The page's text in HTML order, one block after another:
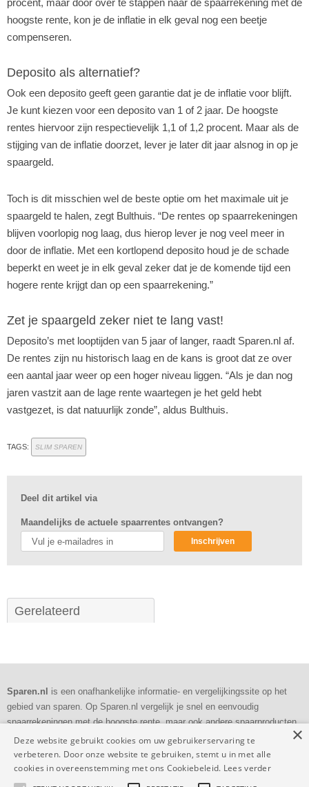
procent, maar door over te stappen naar de spaarrekening met de
hoogste rente, kon je de inflatie in elk geval nog een beetje
compenseren.
Deposito als alternatief?
Ook een deposito geeft geen garantie dat je de inflatie voor blijft.
Je kunt kiezen voor een deposito van 1 of 2 jaar. De hoogste
rentes hiervoor zijn respectievelijk 1,1 of 1,2 procent. Maar als de
stijging van de inflatie doorzet, lever je later dit jaar alsnog in op je
spaargeld.
Toch is dit misschien wel de beste optie om het maximale uit je
spaargeld te halen, zegt Bulthuis. “De rentes op spaarrekeningen
blijven voorlopig nog laag, dus hierop lever je nog veel meer in
door de inflatie. Met een kortlopend deposito houd je de schade
beperkt en weet je in elk geval zeker dat je de komende tijd een
hogere rente krijgt dan op een spaarrekening.”
Zet je spaargeld zeker niet te lang vast!
Deposito’s met looptijden van 5 jaar of langer, raadt Sparen.nl af.
De rentes zijn nu historisch laag en de kans is groot dat ze over
een aantal jaar weer op een hoger niveau liggen. “Als je dan nog
jaren vastzit aan de lage rente waartegen je het geld hebt
vastgezet, is dat natuurlijk zonde”, aldus Bulthuis.
TAGS: SLIM SPAREN
Deel dit artikel via
Maandelijks de actuele spaarrentes ontvangen?
Inschrijven
Gerelateerd
Sparen.nl
is een onafhankelijke informatie- en vergelijkingssite op het
gebied van sparen. Op Sparen.nl vergelijk je snel en eenvoudig
spaarrekeningen met de hoogste rente, maar ook andere spaarproducten
als deposito's en bankspaarrekeningen.
Dagelijksecontrole
Volledig en
×
Deze website gebruikt cookies om uw gebruikerservaring te
verbeteren. Door onze website te gebruiken, stemt u in met alle
cookies in overeenstemming met ons Cookiebeleid. Lees verder